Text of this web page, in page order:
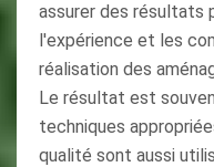
assurer des résultats
l'expérience et les
réalisation des
Le résultat est
techniques
qualité sont aussi